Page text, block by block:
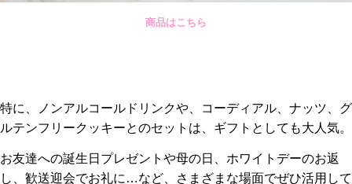
商品はこちら
特に、ノンアルコールドリンクや、コーディアル、ナッツ、グ
ルテンフリークッキーとのセットは、ギフトとしても大人気。
お友達への誕生日プレゼントや母の日、ホワイトデーのお返
し、歓送迎会でお礼に…など、さまざまな場面でぜひ活用して